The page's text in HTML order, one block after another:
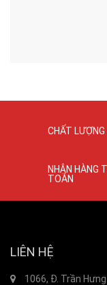
CHẤT
NHẬN HÀNG
TOÁN
LIÊN HỆ
1066, Đ. Trần